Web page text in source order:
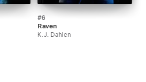
#6
Raven
K.J. Dahlen